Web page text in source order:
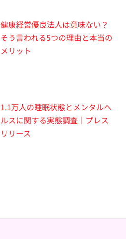
健康経営優良法人は意味ない？
そう言われる5つの理由と本当の
メリット
1.1万人の睡眠状態とメンタルヘ
ルスに関する実態調査｜プレス
リリース